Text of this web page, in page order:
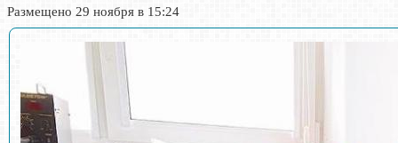
Размещено 29 ноября в 15:24